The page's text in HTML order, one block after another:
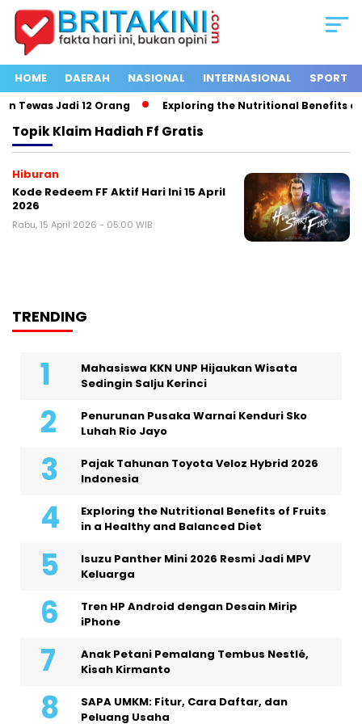
HOME DAERAH NASIONAL INTERNASIONAL SPORT
Tewas Jadi 12 Orang Exploring the Nutritional Benefits of
TopikKlaim Hadiah Ff Gratis
Hiburan
Kode Redeem FF Aktif Hari Ini 15 April
2026
Rabu, 15 April 2026 - 05:00 WIB
TRENDING
Mahasiswa KKN UNP Hijaukan Wisata
Sedingin Salju Kerinci
Penurunan Pusaka Warnai Kenduri Sko
Luhah Rio Jayo
Pajak Tahunan Toyota Veloz Hybrid 2026
Indonesia
Exploring the Nutritional Benefits of Fruits
in a Healthy and Balanced Diet
Isuzu Panther Mini 2026 Resmi Jadi MPV
Keluarga
Tren HP Android dengan Desain Mirip
iPhone
Anak Petani Pemalang Tembus Nestlé,
Kisah Kirmanto
SAPA UMKM: Fitur, Cara Daftar, dan
Peluang Usaha